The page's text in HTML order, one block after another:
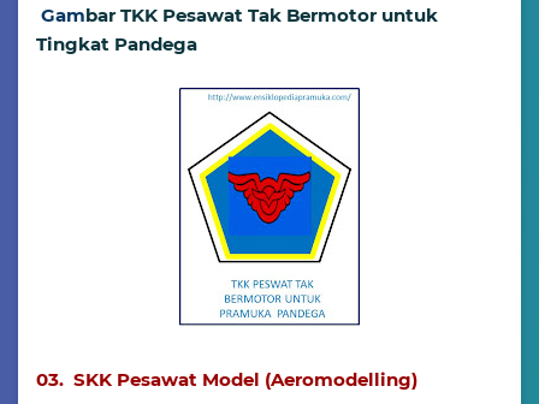
Gambar TKK Pesawat Tak Bermotor untuk
Tingkat Pandega
03. SKK Pesawat Model (Aeromodelling)